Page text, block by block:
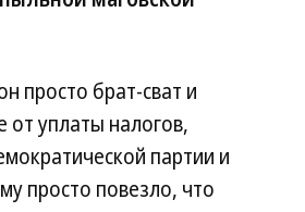
просто брат-сват и
от уплаты налогов,
партии и
просто повезло, что